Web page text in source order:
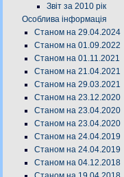
Звіт за 2010 рік
Особлива інформація
Станом на 29.04.2024
Станом на 01.09.2022
Станом на 01.11.2021
Станом на 21.04.2021
Станом на 29.03.2021
Станом на 23.12.2020
Станом на 23.04.2020
Станом на 23.04.2020
Станом на 24.04.2019
Станом на 24.04.2019
Станом на 04.12.2018